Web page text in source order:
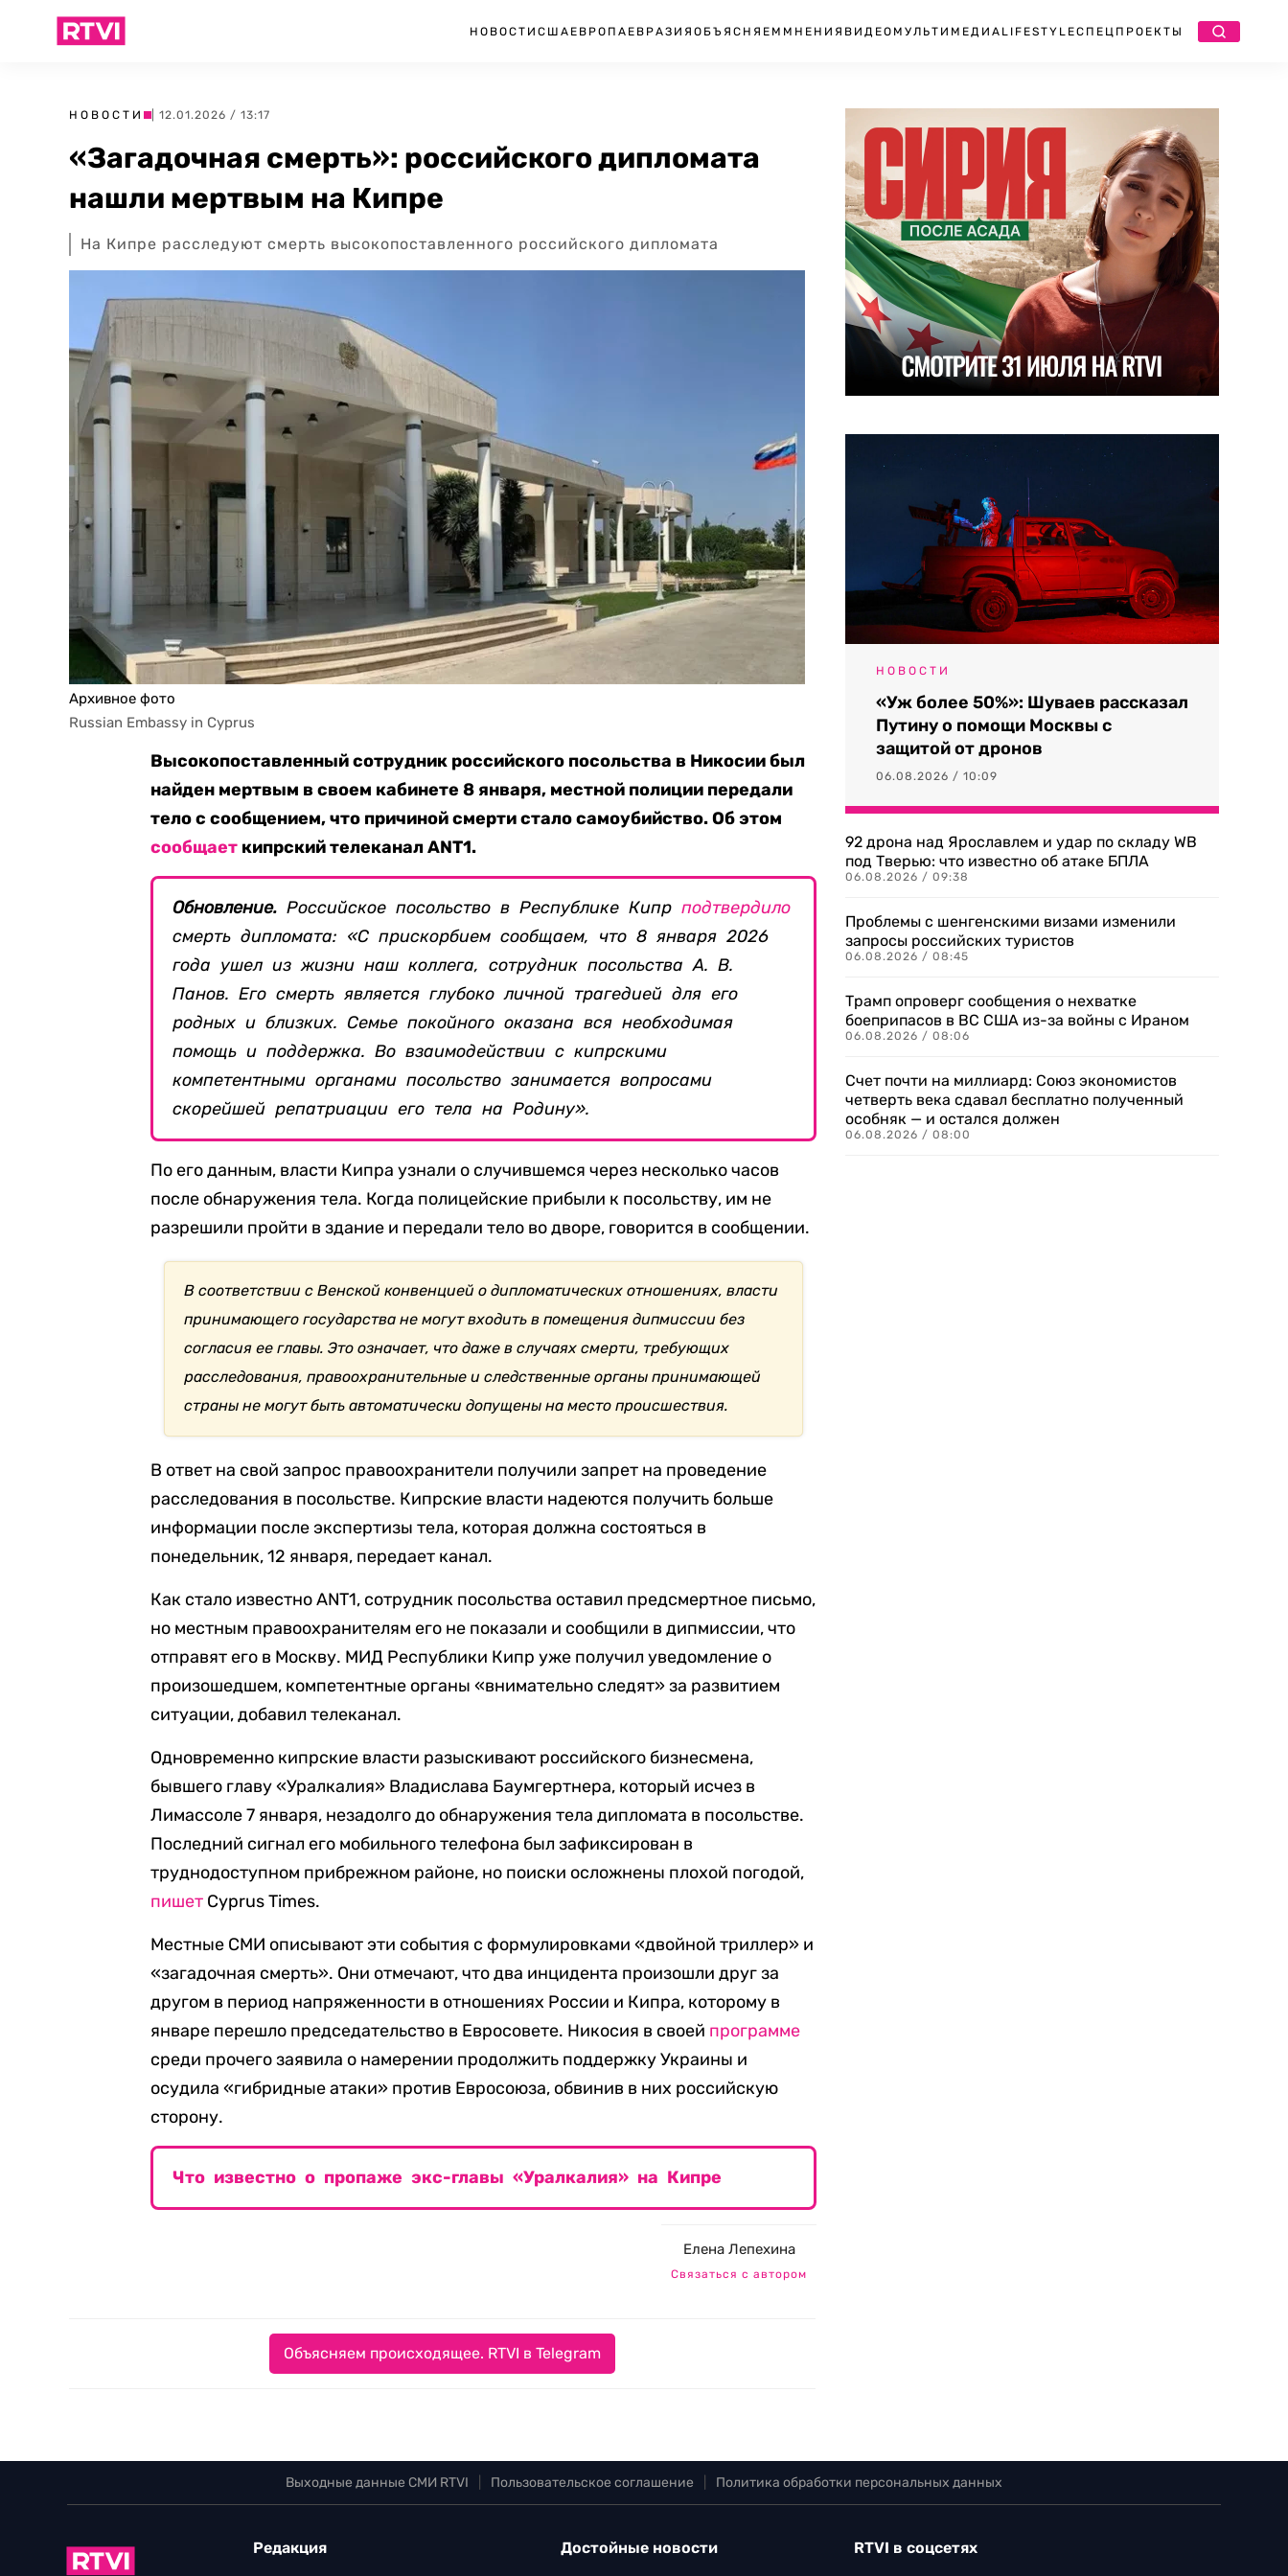
НОВОСТИ США ЕВРОПА ЕВРАЗИЯ ОБЪЯСНЯЕМ МНЕНИЯ ВИДЕО МУЛЬТИМЕДИА LIFESTYLEСПЕЦПРОЕКТЫ
НОВОСТИ | 12.01.2026 / 13:17
«Загадочная смерть»: российского дипломата
нашли мертвым на Кипре
На Кипре расследуют смерть высокопоставленного российского дипломата
Архивное фото
Russian Embassy in Cyprus
Высокопоставленный сотрудник российского посольства в Никосии был
найден мертвым в своем кабинете 8 января, местной полиции передали
тело с сообщением, что причиной смерти стало самоубийство. Об этом
сообщает кипрский телеканал ANT1.
Обновление. Российское посольство в Республике Кипрподтвердило
смерть дипломата: «С прискорбием сообщаем, что 8 января 2026
года ушел из жизни наш коллега, сотрудник посольства А. В.
Панов. Его смерть является глубоко личной трагедией для его
родных и близких. Семье покойного оказана вся необходимая
помощь и поддержка. Во взаимодействии с кипрскими
компетентными органами посольство занимается вопросами
скорейшей репатриации его тела на Родину».
По его данным, власти Кипра узнали о случившемся через несколько часов
после обнаружения тела. Когда полицейские прибыли к посольству, им не
разрешили пройти в здание и передали тело во дворе, говорится в сообщении.
В соответствии с Венской конвенцией о дипломатических отношениях, власти
принимающего государства не могут входить в помещения дипмиссии без
согласия ее главы. Это означает, что даже в случаях смерти, требующих
расследования, правоохранительные и следственные органы принимающей
страны не могут быть автоматически допущены на место происшествия.
В ответ на свой запрос правоохранители получили запрет на проведение
расследования в посольстве. Кипрские власти надеются получить больше
информации после экспертизы тела, которая должна состояться в
понедельник, 12 января, передает канал.
Как стало известно ANT1, сотрудник посольства оставил предсмертное письмо,
но местным правоохранителям его не показали и сообщили в дипмиссии, что
отправят его в Москву. МИД Республики Кипр уже получил уведомление о
произошедшем, компетентные органы «внимательно следят» за развитием
ситуации, добавил телеканал.
Одновременно кипрские власти разыскивают российского бизнесмена,
бывшего главу «Уралкалия» Владислава Баумгертнера, который исчез в
Лимассоле 7 января, незадолго до обнаружения тела дипломата в посольстве.
Последний сигнал его мобильного телефона был зафиксирован в
труднодоступном прибрежном районе, но поиски осложнены плохой погодой,
пишет Cyprus Times.
Местные СМИ описывают эти события с формулировками «двойной триллер» и
«загадочная смерть». Они отмечают, что два инцидента произошли друг за
другом в период напряженности в отношениях России и Кипра, которому в
январе перешло председательство в Евросовете. Никосия в своей программе
среди прочего заявила о намерении продолжить поддержку Украины и
осудила «гибридные атаки» против Евросоюза, обвинив в них российскую
сторону.
Что известно о пропаже экс-главы «Уралкалия» на Кипре
Елена Лепехина
Связаться с автором
Объясняем происходящее. RTVI в Telegram
НОВОСТИ
«Уж более 50%»: Шуваев рассказал
Путину о помощи Москвы с
защитой от дронов
06.08.2026 / 10:09
92 дрона над Ярославлем и удар по складу WB
под Тверью: что известно об атаке БПЛА
06.08.2026 / 09:38
Проблемы с шенгенскими визами изменили
запросы российских туристов
06.08.2026 / 08:45
Трамп опроверг сообщения о нехватке
боеприпасов в ВС США из-за войны с Ираном
06.08.2026 / 08:06
Счет почти на миллиард: Союз экономистов
четверть века сдавал бесплатно полученный
особняк — и остался должен
06.08.2026 / 08:00
Выходные данные СМИ RTVI Пользовательское соглашение Политика обработки персональных данных
Редакция Достойные новости RTVI в соцсетях